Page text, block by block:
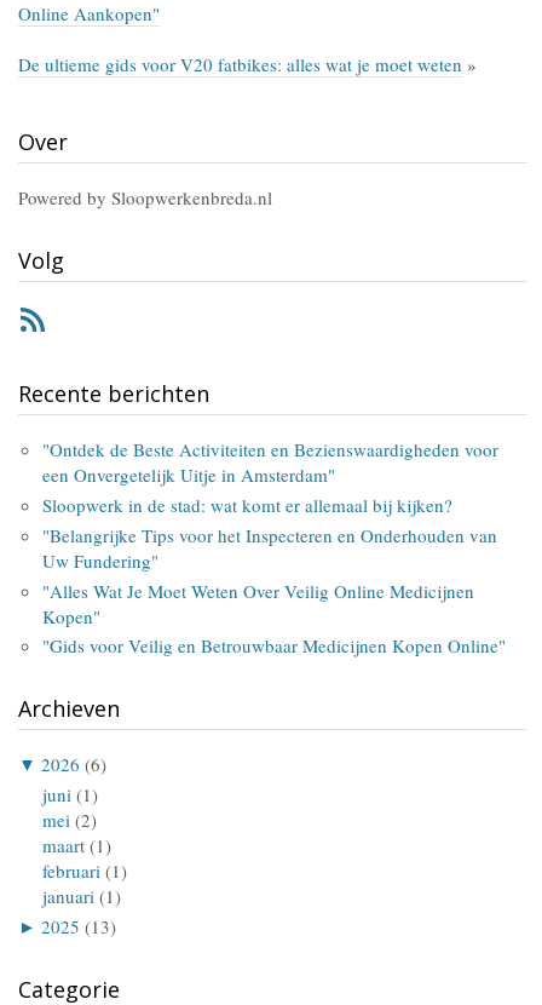
Online Aankopen"
De ultieme gids voor V20 fatbikes: alles wat je moet weten »
Over
Powered by Sloopwerkenbreda.nl
Volg
Recente berichten
"Ontdek de Beste Activiteiten en Bezienswaardigheden voor
een Onvergetelijk Uitje in Amsterdam"
Sloopwerk in de stad: wat komt er allemaal bij kijken?
"Belangrijke Tips voor het Inspecteren en Onderhouden van
Uw Fundering"
"Alles Wat Je Moet Weten Over Veilig Online Medicijnen
Kopen"
"Gids voor Veilig en Betrouwbaar Medicijnen Kopen Online"
Archieven
▼ 2026 (6)
juni (1)
mei (2)
maart (1)
februari (1)
januari (1)
► 2025 (13)
Categorie